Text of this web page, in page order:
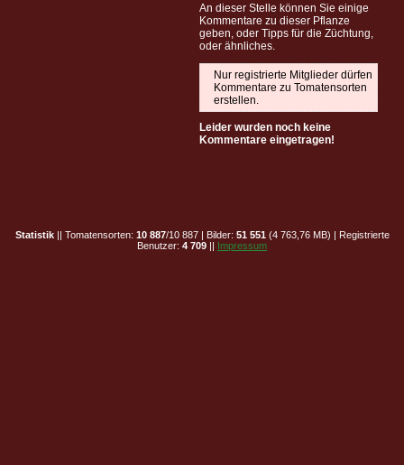
An dieser Stelle können Sie einige
Kommentare zu dieser Pflanze
geben, oder Tipps für die Züchtung,
oder ähnliches.
Nur registrierte Mitglieder dürfen
Kommentare zu Tomatensorten
erstellen.
Leider wurden noch keine
Kommentare eingetragen!
Statistik|| Tomatensorten: 10 887/10 887 | Bilder: 51 551 (4 763,76 MB) | Registrierte
Benutzer: 4 709 || Impressum